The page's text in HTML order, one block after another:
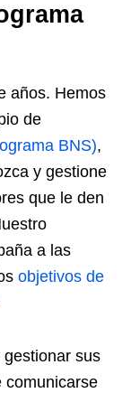
años. Hemos
de
BNS),
y gestione
que le den
a las
objetivos de
sus
comunicarse